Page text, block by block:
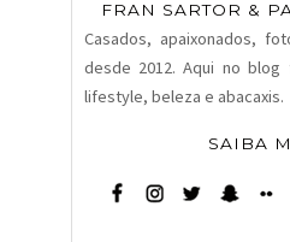
FRAN SARTOR &
Casados, apaixonados,
desde 2012. Aqui no blog
lifestyle, beleza e abacaxis.
SAIBA